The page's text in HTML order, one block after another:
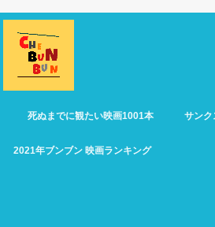
死ぬまでに観たい映画1001本 サンク
2021年ブンブン 映画ランキング